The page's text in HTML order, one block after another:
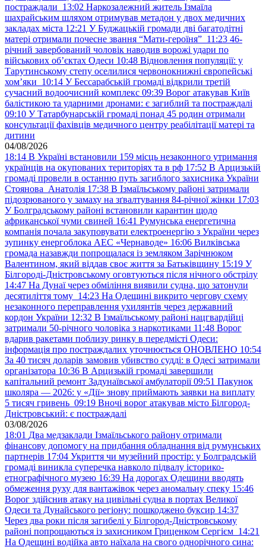
постраждали 13:02 Наркозалежний житель Ізмаїла
шахрайським шляхом отримував метадон у двох медичних
закладах міста 12:21 У Буджацькій громади дві багатодітні
матері отримали почесне звання “Мати-героїня” 11:23 46-
річний завербований чоловік наводив ворожі удари по
військових обʼєктах Одеси 10:48 Відновлення популяції: у
Тарутинському степу оселилися червонокнижні європейські
хом’яки 10:14 У Бессарабській громаді відкрили третій
сучасний водоочисний комплекс 09:39 Ворог атакував Київ
балістикою та ударними дронами: є загиблий та постраждалі
09:10 У Татарбунарській громаді понад 45 родин отримали
консультації фахівців медичного центру реабілітації матері та
дитини
04/08/2026
18:14 В Україні встановили 159 місць незаконного утримання
українців на окупованих територіях та в рф 17:52 В Арцизькій
громаді провели в останню путь загиблого захисника України
Стоянова Анатолія 17:38 В Ізмаїльському районі затримали
підозрюваного у замаху на зґвалтування 84-річної жінки 17:03
У Болградському районі встановили карантин щодо
африканської чуми свиней 16:41 Румунська енергетична
компанія почала закуповувати електроенергію з України через
зупинку енергоблока АЕС «Чернаводе» 16:06 Вилківська
громада назавжди попрощалася із земляком Зарічнюком
Валентином, який віддав своє життя за Батьківщину 15:19 У
Білгороді-Дністровському оговтуються після нічного обстрілу
14:47 На Дунаї через обміління виявили судна, що затонули
десятиліття тому 14:23 На Одещині викрито чергову схему
незаконного переправлення ухилянтів через державний
кордон України 12:32 В Ізмаїльському районі нацгвардійці
затримали 50-річного чоловіка з наркотиками 11:48 Ворог
вдарив ракетами поблизу ринку в передмісті Одеси:
інформація про постраждалих уточнюється ОНОВЛЕНО 10:54
За 40 тисяч доларів замовив убивство судді: в Одесі затримали
організатора 10:36 В Арцизькій громаді завершили
капітальний ремонт Задунаївської амбулаторії 09:51 Пакунок
школяра — 2026: у «Дії» знову приймають заявки на виплату
5 тисяч гривень 09:19 Вночі ворог атакував місто Білгород-
Дністровський: є постраждалі
03/08/2026
18:01 Два медзаклади Ізмаїльського району отримали
фінансову допомогу на придбання обладнання від румунських
партнерів 17:04 Укриття чи музейний простір: у Болградській
громаді виникла суперечка навколо підвалу історико-
етнографічного музею 16:39 На дорогах Одещини вводять
обмеження руху для вантажівок через аномальну спеку 15:46
Ворог здійснив атаку на цивільні судна в портах Великої
Одеси та Дунайського регіону: пошкоджено буксир 14:37
Через два роки після загибелі у Білгород-Дністровському
районі попрощаються із захисником Гриценком Сергієм 14:21
На Одещині водійка авто наїхала на свого однорічного сина: